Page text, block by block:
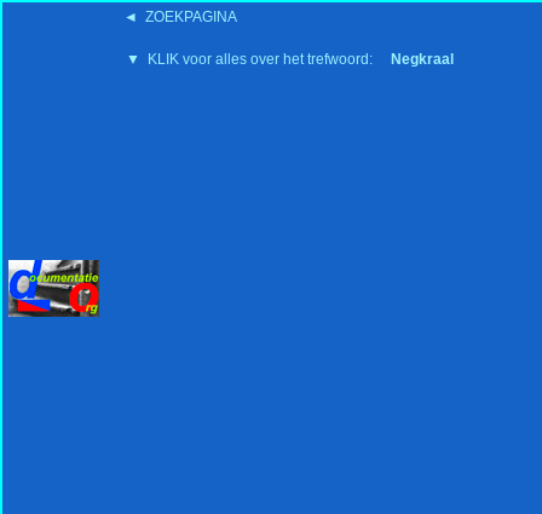
◄ ZOEKPAGINA
▼ KLIK voor alles over het trefwoord: Negkraal
'15:19 19-2-2008